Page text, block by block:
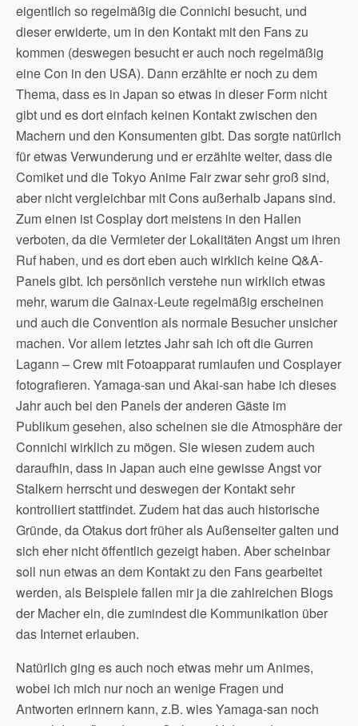
eigentlich so regelmäßig die Connichi besucht, und
dieser erwiderte, um in den Kontakt mit den Fans zu
kommen (deswegen besucht er auch noch regelmäßig
eine Con in den USA). Dann erzählte er noch zu dem
Thema, dass es in Japan so etwas in dieser Form nicht
gibt und es dort einfach keinen Kontakt zwischen den
Machern und den Konsumenten gibt. Das sorgte natürlich
für etwas Verwunderung und er erzählte weiter, dass die
Comiket und die Tokyo Anime Fair zwar sehr groß sind,
aber nicht vergleichbar mit Cons außerhalb Japans sind.
Zum einen ist Cosplay dort meistens in den Hallen
verboten, da die Vermieter der Lokalitäten Angst um ihren
Ruf haben, und es dort eben auch wirklich keine Q&A-
Panels gibt. Ich persönlich verstehe nun wirklich etwas
mehr, warum die Gainax-Leute regelmäßig erscheinen
und auch die Convention als normale Besucher unsicher
machen. Vor allem letztes Jahr sah ich oft die Gurren
Lagann – Crew mit Fotoapparat rumlaufen und Cosplayer
fotografieren. Yamaga-san und Akai-san habe ich dieses
Jahr auch bei den Panels der anderen Gäste im
Publikum gesehen, also scheinen sie die Atmosphäre der
Connichi wirklich zu mögen. Sie wiesen zudem auch
daraufhin, dass in Japan auch eine gewisse Angst vor
Stalkern herrscht und deswegen der Kontakt sehr
kontrolliert stattfindet. Zudem hat das auch historische
Gründe, da Otakus dort früher als Außenseiter galten und
sich eher nicht öffentlich gezeigt haben. Aber scheinbar
soll nun etwas an dem Kontakt zu den Fans gearbeitet
werden, als Beispiele fallen mir ja die zahlreichen Blogs
der Macher ein, die zumindest die Kommunikation über
das Internet erlauben.
Natürlich ging es auch noch etwas mehr um Animes,
wobei ich mich nur noch an wenige Fragen und
Antworten erinnern kann, z.B. wies Yamaga-san noch